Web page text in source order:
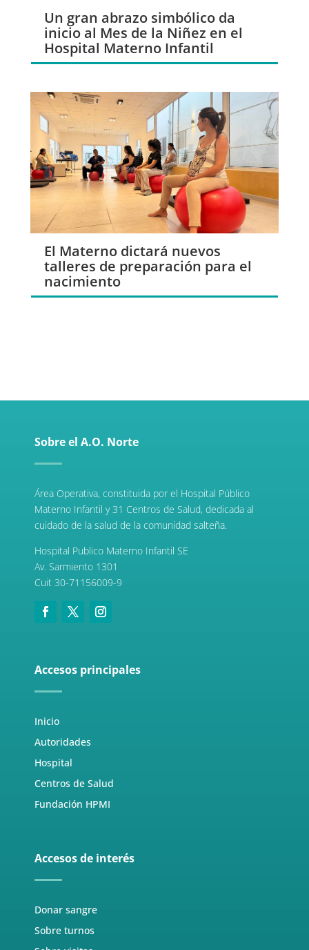
Un gran abrazo simbólico da
inicio al Mes de la Niñez en el
Hospital Materno Infantil
El Materno dictará nuevos
talleres de preparación para el
nacimiento
Sobre el A.O. Norte
Área Operativa, constituida por el Hospital Público
Materno Infantil y 31 Centros de Salud, dedicada al
cuidado de la salud de la comunidad salteña.
Hospital Publico Materno Infantil SE
Av. Sarmiento 1301
Cuit 30-71156009-9
Accesos principales
Inicio
Autoridades
Hospital
Centros de Salud
Fundación HPMI
Accesos de interés
Donar sangre
Sobre turnos